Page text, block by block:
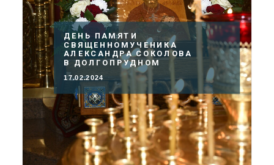
ДЕНЬ ПАМЯТИ
СВЯЩЕННОМУЧЕНИКА
АЛЕКСАНДРА СОКОЛОВА
В ДОЛГОПРУДНОМ
17.02.2024